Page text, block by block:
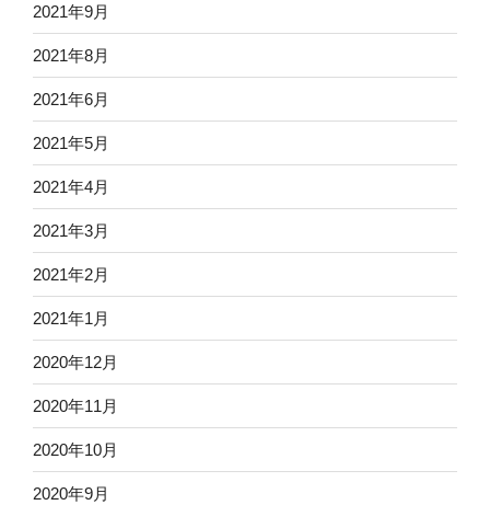
2021年9月
2021年8月
2021年6月
2021年5月
2021年4月
2021年3月
2021年2月
2021年1月
2020年12月
2020年11月
2020年10月
2020年9月